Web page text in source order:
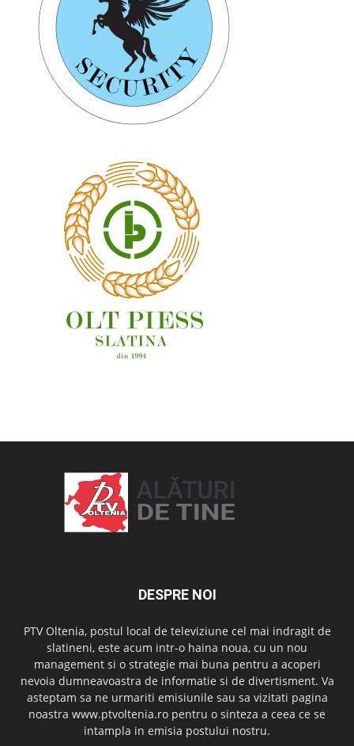
DESPRE NOI
PTV Oltenia, postul local de televiziune cel mai indragit de
slatineni, este acum intr-o haina noua, cu un nou
management si o strategie mai buna pentru a acoperi
nevoia dumneavoastra de informatie si de divertisment. Va
asteptam sa ne urmariti emisiunile sau sa vizitati pagina
noastra www.ptvoltenia.ro pentru o sinteza a ceea ce se
intampla in emisia postului nostru.